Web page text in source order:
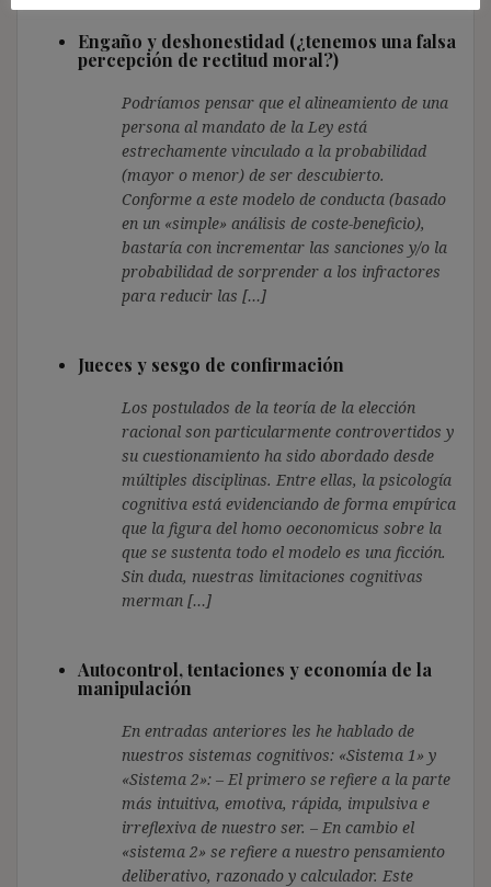
Engaño y deshonestidad (¿tenemos una falsa
percepción de rectitud moral?)
Podríamos pensar que el alineamiento de una
persona al mandato de la Ley está
estrechamente vinculado a la probabilidad
(mayor o menor) de ser descubierto.
Conforme a este modelo de conducta (basado
en un «simple» análisis de coste-beneficio),
bastaría con incrementar las sanciones y/o la
probabilidad de sorprender a los infractores
para reducir las […]
Jueces y sesgo de confirmación
Los postulados de la teoría de la elección
racional son particularmente controvertidos y
su cuestionamiento ha sido abordado desde
múltiples disciplinas. Entre ellas, la psicología
cognitiva está evidenciando de forma empírica
que la figura del homo oeconomicus sobre la
que se sustenta todo el modelo es una ficción.
Sin duda, nuestras limitaciones cognitivas
merman […]
Autocontrol, tentaciones y economía de la
manipulación
En entradas anteriores les he hablado de
nuestros sistemas cognitivos: «Sistema 1» y
«Sistema 2»: – El primero se refiere a la parte
más intuitiva, emotiva, rápida, impulsiva e
irreflexiva de nuestro ser. – En cambio el
«sistema 2» se refiere a nuestro pensamiento
deliberativo, razonado y calculador. Este